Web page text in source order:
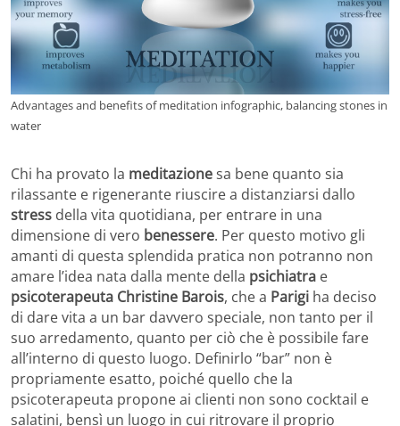
Advantages and benefits of meditation infographic, balancing stones in
water
Chi ha provato la meditazionesa bene quanto sia
rilassante e rigenerante riuscire a distanziarsi dallo
stress della vita quotidiana, per entrare in una
dimensione di vero benessere. Per questo motivo gli
amanti di questa splendida pratica non potranno non
amare l’idea nata dalla mente della psichiatra e
psicoterapeuta Christine Barois, che a Parigi ha deciso
di dare vita a un bar davvero speciale, non tanto per il
suo arredamento, quanto per ciò che è possibile fare
all’interno di questo luogo. Definirlo “bar” non è
propriamente esatto, poiché quello che la
psicoterapeuta propone ai clienti non sono cocktail e
salatini, bensì un luogo in cui ritrovare il proprio